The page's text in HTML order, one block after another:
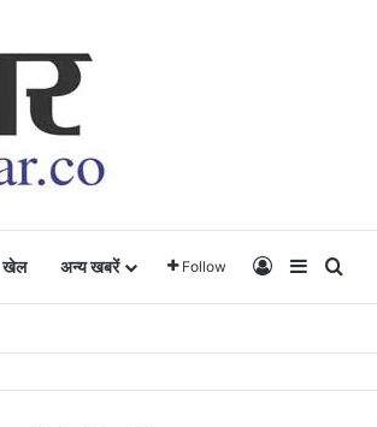
खेल अन्य खबरें Follow Log InSidebar
साथी…..